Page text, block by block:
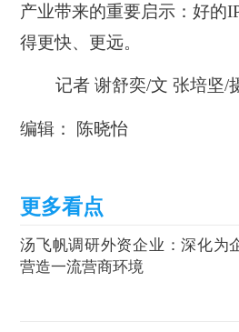
产业带来的重要启示：好的
得更快、更远。
记者 谢舒奕/文 张培坚/
编辑： 陈晓怡
汤飞帆调研外资企业：深化为
营造一流营商环境